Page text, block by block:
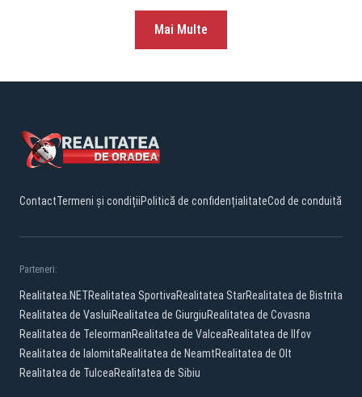
Mai Multe
ContactTermeni și condițiiPolitică de confidențialitateCod de conduită
Parteneri:
Realitatea.NETRealitatea SportivaRealitatea StarRealitatea de Bistrita
Realitatea de VasluiRealitatea de GiurgiuRealitatea de Covasna
Realitatea de TeleormanRealitatea de ValceaRealitatea de Ilfov
Realitatea de IalomitaRealitatea de NeamtRealitatea de Olt
Realitatea de TulceaRealitatea de Sibiu